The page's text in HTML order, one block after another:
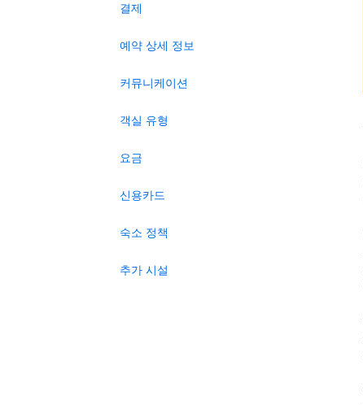
결제
예약 상세 정보
커뮤니케이션
객실 유형
요금
신용카드
숙소 정책
추가 시설